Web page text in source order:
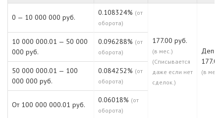
0 — 10 000 000 руб.
0.108324% (от
оборота)
177.00 руб.
(в мес.)
(Списывается
даже если нет
сделок.)
Депо:
(в мес.)
10 000 000.01 — 50 000
000 руб.
0.096288% (от
оборота)
50 000 000.01 — 100
000 000 руб.
0.084252% (от
оборота)
От 100 000 000.01 руб.
0.06018% (от
оборота)